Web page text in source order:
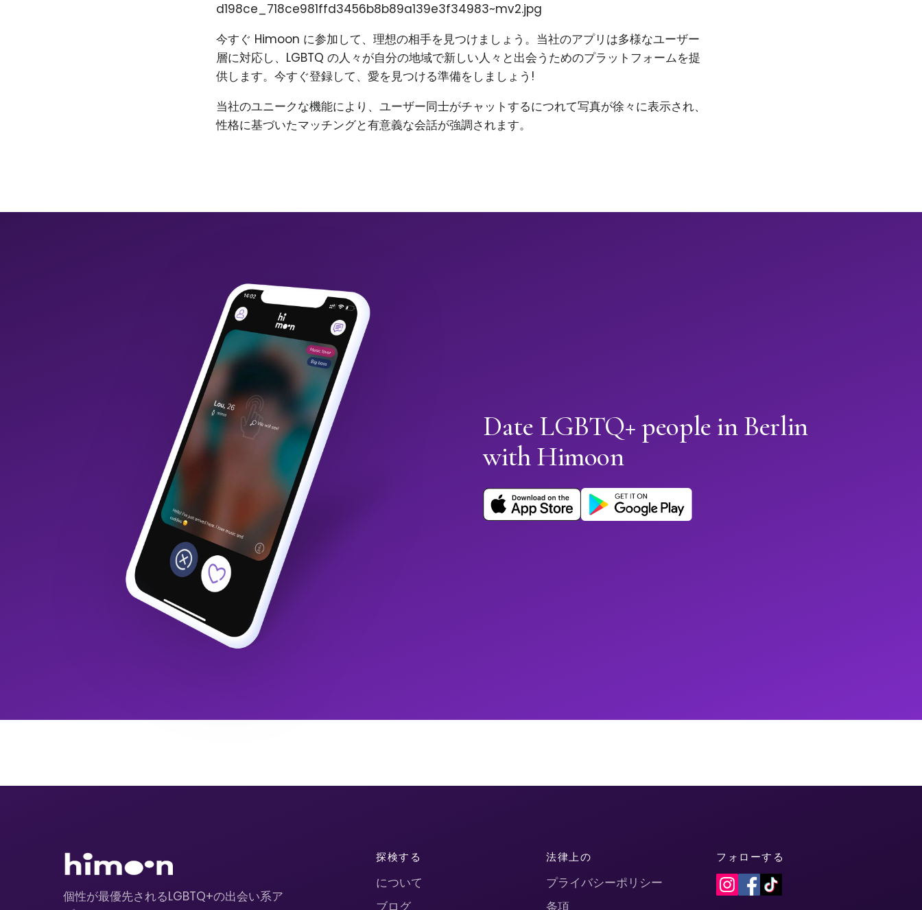
d198ce_718ce981ffd3456b8b89a139e3f34983~mv2.jpg
今すぐ Himoon に参加して、理想の相手を見つけましょう。当社のアプリは多様なユーザー
層に対応し、LGBTQ の人々が自分の地域で新しい人々と出会うためのプラットフォームを提
供します。今すぐ登録して、愛を見つける準備をしましょう!
当社のユニークな機能により、ユーザー同士がチャットするにつれて写真が徐々に表示され、
性格に基づいたマッチングと有意義な会話が強調されます。
Date LGBTQ+ people in Berlin
with Himoon
個性が最優先されるLGBTQ+の出会い系ア
探検する
について
法律上の
プライバシーポリシー
フォローする